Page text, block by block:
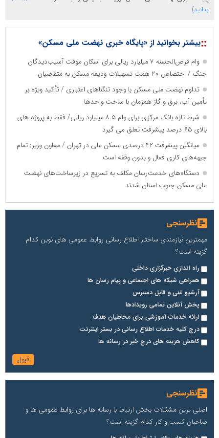
بدانید)
::بیشتر بخوانید از «پایگاه خبری نهضت ملی مسکن»
وام قرض‌الحسنه ۷ میلیارد ریالی برای اسکان موقت آسیب‌دیدگان
جنگ / اختصاص ۲۰ همت تسهیلات ودیعه مسکن به متقاضیان
تداوم نهضت ملی مسکن با وجود تنگناهای اعتباری / تأکید ویژه بر
تأمین آب، برق و گاز همزمان با ساخت واحدها
شرط تازه بانک مرکزی برای وام ۸.۵ میلیارد ریالی/ فقط به پروژه های
بالای ۶۵ درصد پیشرفت تعلق می گیرد
میانگین پیشرفت ۴۲ درصدی مسکن ملی در تهران / معاون وزیر: تمام
جبهه‌های کاری فعال و بدون وقفه است
دستگاه‌های خدمت‌رسان مکلف به تسریع در زیرساخت‌های نهضت
ملی مسکن جنوب استان شدند
نظرسنجی
مهمترین نیازمندی ساختار اطلاع رسانی روابط عمومی های نوین کدام
گزینه است؟
راه اندازی خبرگزاری داخلی
همراهی شبکه های اجتماعی و پیام رسان ها
آرشیو غنی و قابل دسترس
پخش آنلاین تمامی رویدادها
ارائه خدمات آموزشی برای مخاطیان هدف
درج کلیه خدمات اطلاع رسانی در بستر اینترنت
کاهش هزینه های درج خبر در رسانه ها
نظرسنجی
اصلی ترین مشکلات بخش ارتباط با رسانه ها برای روابط عمومی ها و
صاحبان کسب و کار کدام گزینه است؟